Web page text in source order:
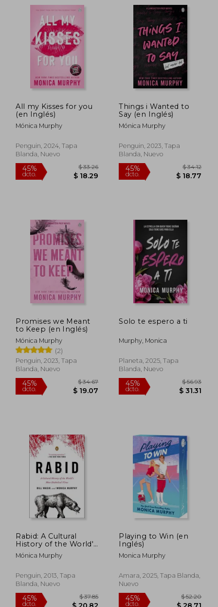
45%
dcto.
45%
dcto.
All my Kisses for you
(en Inglés)
Mónica Murphy
Penguin, 2024, Tapa
Blanda, Nuevo
45%
dcto.
$ 33.26
$ 18.29
Things i Wanted to
Say (en Inglés)
Mónica Murphy
Penguin, 2023, Tapa
Blanda, Nuevo
45%
dcto. $
Promises we Meant
to Keep (en Inglés)
Mónica Murphy
(2)
Penguin, 2023, Tapa
Blanda, Nuevo
Solo te espero a ti
Murphy, Monica
Planeta, 2025, Tapa
Blanda, Nuevo
Rabid: A Cultural
History of the World's
Most Diabolical Virus
(en Inglés)
Mónica Murphy
Penguin, 2013, Tapa
Blanda, Nuevo
Playing to Win (en
Inglés)
Monica Murphy
Amara, 2025, Tapa Blanda,
Nuevo